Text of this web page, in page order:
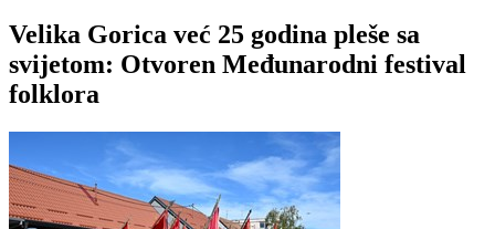
Velika Gorica već 25 godina pleše sa
svijetom: Otvoren Međunarodni festival
folklora